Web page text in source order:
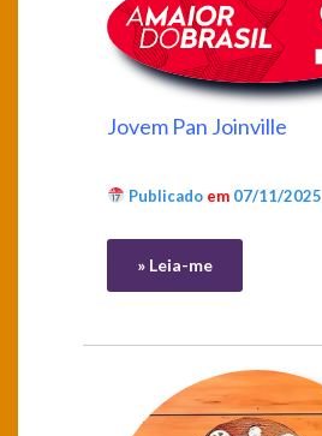
Jovem Pan Joinville
Publicado em07/11/2025
» Leia-me